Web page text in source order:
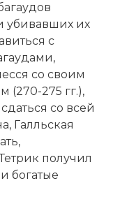
убивавших их
с
со своим
(270-275 гг.),
со всей
Галльская
получил
богатые